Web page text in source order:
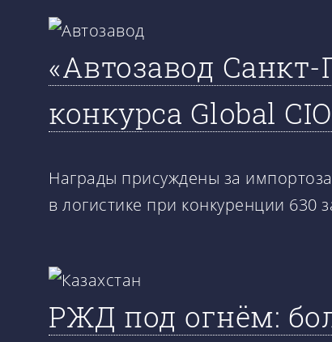
«Автозавод
конкурса Global CIO
Награды присуждены за
в логистике при конкуренции 630
РЖД под огнём: